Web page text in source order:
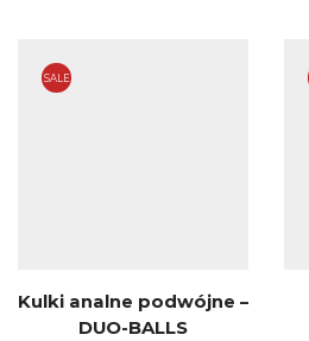
SALE
Kulki analne podwójne –
DUO-BALLS